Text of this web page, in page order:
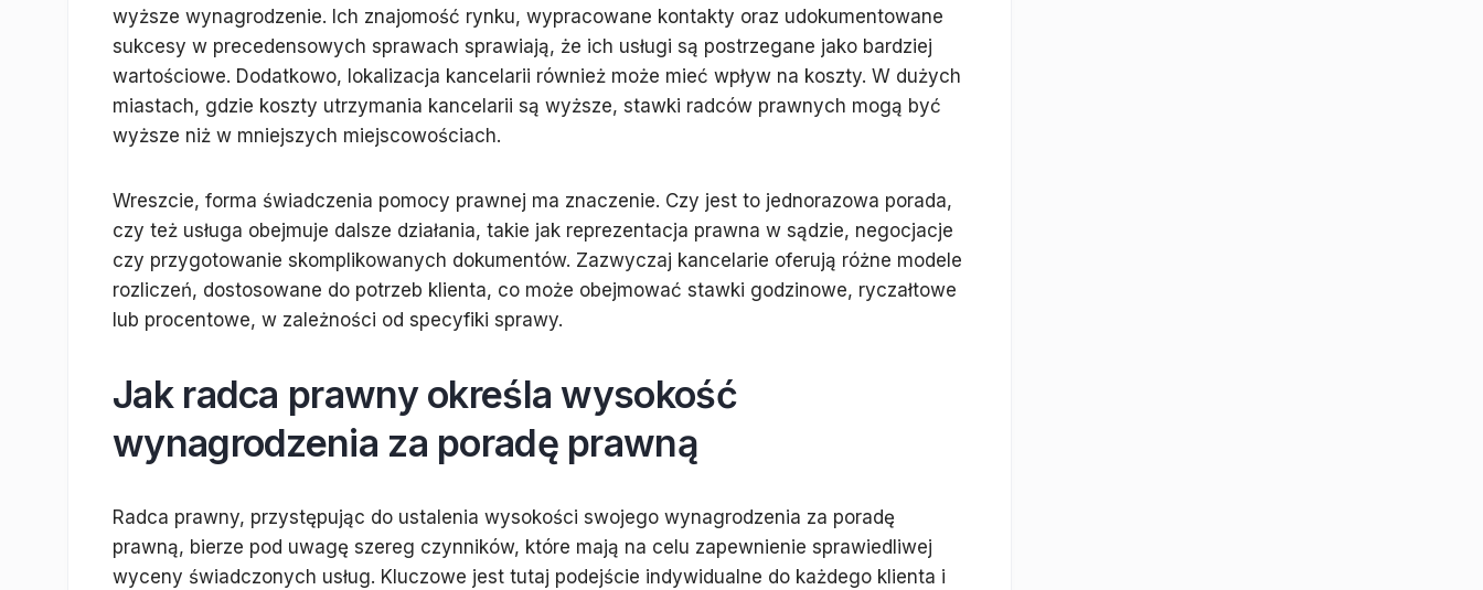
wyższe wynagrodzenie. Ich znajomość rynku, wypracowane kontakty oraz udokumentowane
sukcesy w precedensowych sprawach sprawiają, że ich usługi są postrzegane jako bardziej
wartościowe. Dodatkowo, lokalizacja kancelarii również może mieć wpływ na koszty. W dużych
miastach, gdzie koszty utrzymania kancelarii są wyższe, stawki radców prawnych mogą być
wyższe niż w mniejszych miejscowościach.
Wreszcie, forma świadczenia pomocy prawnej ma znaczenie. Czy jest to jednorazowa porada,
czy też usługa obejmuje dalsze działania, takie jak reprezentacja prawna w sądzie, negocjacje
czy przygotowanie skomplikowanych dokumentów. Zazwyczaj kancelarie oferują różne modele
rozliczeń, dostosowane do potrzeb klienta, co może obejmować stawki godzinowe, ryczałtowe
lub procentowe, w zależności od specyfiki sprawy.
Jak radca prawny określa wysokość
wynagrodzenia za poradę prawną
Radca prawny, przystępując do ustalenia wysokości swojego wynagrodzenia za poradę
prawną, bierze pod uwagę szereg czynników, które mają na celu zapewnienie sprawiedliwej
wyceny świadczonych usług. Kluczowe jest tutaj podejście indywidualne do każdego klienta i